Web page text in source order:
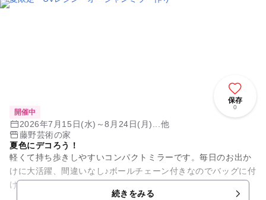
保存
0
開催中
2026年7月15日(水)～8月24日(月)...他
藤野芸術の家
夏色にデコろう！
軽くて持ち歩きしやすいコンパクトミラーです。毎日のお出か
けに大活躍、間違いなし♪ボールチェーン付きなのでバッグに付
けてもGood！レジンで夏色にデコろう！ ※無くなり次第終了
続きをみる